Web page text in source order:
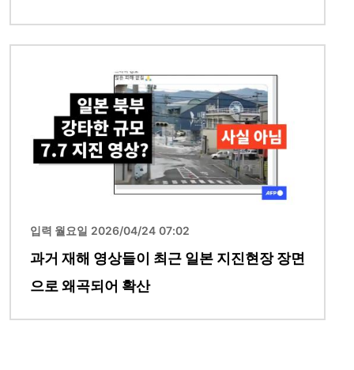
입력 월요일 2026/04/24 07:02
과거 재해 영상들이 최근 일본 지진현장 장면
으로 왜곡되어 확산